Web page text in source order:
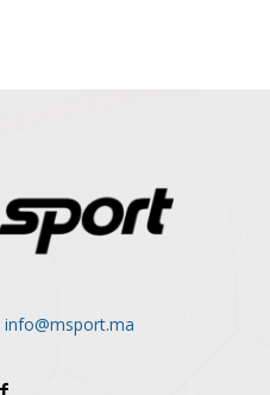
info@msport.ma